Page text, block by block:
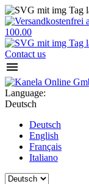
100.00
Contact us

Language:
Deutsch
Deutsch
English
Français
Italiano